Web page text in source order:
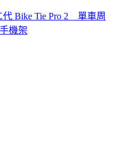
Bike Tie Pro 2 _ 單車周
機架